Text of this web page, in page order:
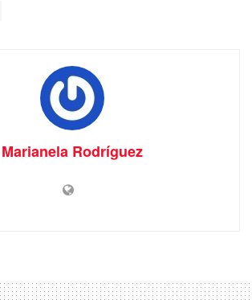
Marianela Rodríguez